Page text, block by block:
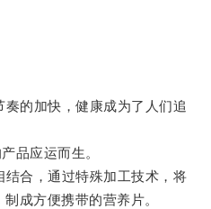
的加快，健康成为了人们追
品应运而生。
合，通过特殊加工技术，将
成方便携带的营养片。